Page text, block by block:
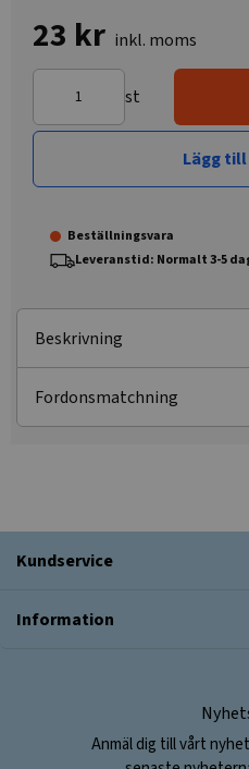
23 kr inkl. moms
st
Lägg
Beställningsvara
Leveranstid: Normalt 3-5
Beskrivning
Fordonsmatchning
Kundservice
Information
Anmäl dig till vårt